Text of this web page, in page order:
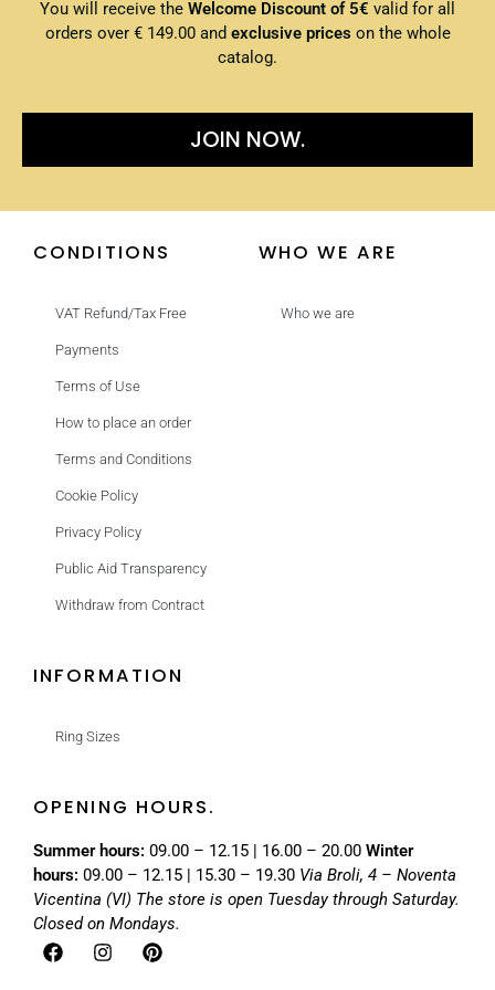
You will receive the Welcome Discount of 5€ valid for all
orders over € 149.00 and exclusive prices on the whole
catalog.
JOIN NOW.
CONDITIONS
VAT Refund/Tax Free
Payments
Terms of Use
How to place an order
Terms and Conditions
Cookie Policy
Privacy Policy
Public Aid Transparency
Withdraw from Contract
WHO WE ARE
Who we are
INFORMATION
Ring Sizes
OPENING HOURS.
Summer hours: 09.00 – 12.15 | 16.00 – 20.00 Winter
hours: 09.00 – 12.15 | 15.30 – 19.30 Via Broli, 4 – Noventa
Vicentina (VI) The store is open Tuesday through Saturday.
Closed on Mondays.